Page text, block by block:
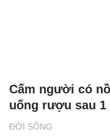
ĐỜI SỐNG
Cấm người có
uống rượu sau